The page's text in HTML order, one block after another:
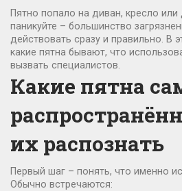
Пятно попало на диван, кресло
паникуйте – большинство
действовать сразу и правильно. В
какие пятна бывают, что
вызвать специалистов.
Какие пятна
их распознать
Первый шаг – понять, что именно
Обычно встречаются: